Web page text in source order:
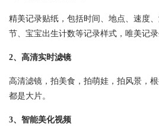
精美记录贴纸，包括时间、地点、速度
节、宝宝出生计数等记录样式，唯美记录
2、高清实时滤镜
高清滤镜，拍美食，拍萌娃，拍风景，
都是大片。
3、智能美化视频